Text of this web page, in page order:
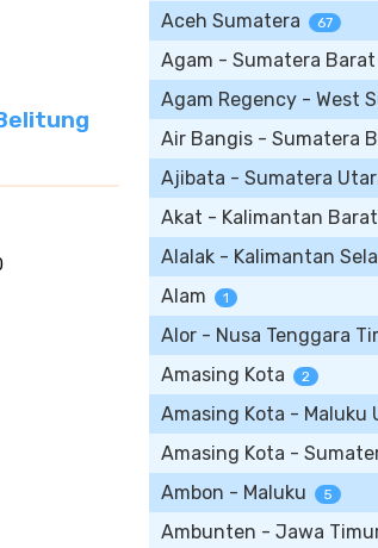
Aceh Sumatera 67
Agam - Sumatera Barat
Agam Regency - West
Air Bangis - Sumatera
Ajibata - Sumatera
Akat - Kalimantan Barat
Alalak - Kalimantan
Alam 1
Alor - Nusa Tenggara
Amasing Kota 2
Amasing Kota - Maluku
Amasing Kota -
Ambon - Maluku 5
Ambunten - Jawa